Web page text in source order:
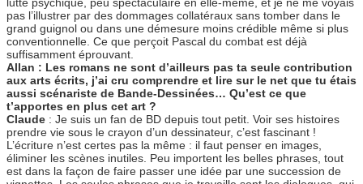
pas l’illustrer par des dommages collatéraux sans tomber dans le
grand guignol ou dans une démesure moins crédible même si plus
conventionnelle. Ce que perçoit Pascal du combat est déjà
suffisamment éprouvant.
Allan : Les romans ne sont d’ailleurs pas ta seule contribution
aux arts écrits, j’ai cru comprendre et lire sur le net que tu étais
aussi scénariste de Bande-Dessinées… Qu’est ce que
t’apportes en plus cet art ?
Claude : Je suis un fan de BD depuis tout petit. Voir ses histoires
prendre vie sous le crayon d’un dessinateur, c’est fascinant !
L’écriture n’est certes pas la même : il faut penser en images,
éliminer les scènes inutiles. Peu importent les belles phrases, tout
est dans la façon de faire passer une idée par une succession de